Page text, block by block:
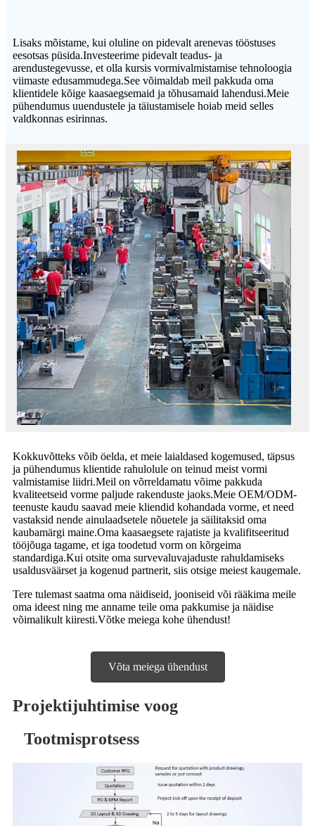
Lisaks mõistame, kui oluline on pidevalt arenevas tööstuses
eesotsas püsida.Investeerime pidevalt teadus- ja
arendustegevusse, et olla kursis vormivalmistamise tehnoloogia
viimaste edusammudega.See võimaldab meil pakkuda oma
klientidele kõige kaasaegsemaid ja tõhusamaid lahendusi.Meie
pühendumus uuendustele ja täiustamisele hoiab meid selles
valdkonnas esirinnas.
Kokkuvõtteks võib öelda, et meie laialdased kogemused, täpsus
ja pühendumus klientide rahulolule on teinud meist vormi
valmistamise liidri.Meil on võrreldamatu võime pakkuda
kvaliteetseid vorme paljude rakenduste jaoks.Meie OEM/ODM-
teenuste kaudu saavad meie kliendid kohandada vorme, et need
vastaksid nende ainulaadsetele nõuetele ja säilitaksid oma
kaubamärgi maine.Oma kaasaegsete rajatiste ja kvalifitseeritud
tööjõuga tagame, et iga toodetud vorm on kõrgeima
standardiga.Kui otsite oma survevaluvajaduste rahuldamiseks
usaldusväärset ja kogenud partnerit, siis otsige meiest kaugemale.
Tere tulemast saatma oma näidiseid, jooniseid või rääkima meile
oma ideest ning me anname teile oma pakkumise ja näidise
võimalikult kiiresti.Võtke meiega kohe ühendust!
Võta meiega ühendust
Projektijuhtimise voog
Tootmisprotsess